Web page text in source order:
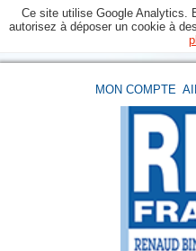
Ce site utilise Google Analytics.
autorisez à déposer un cookie à
MON COMPTE